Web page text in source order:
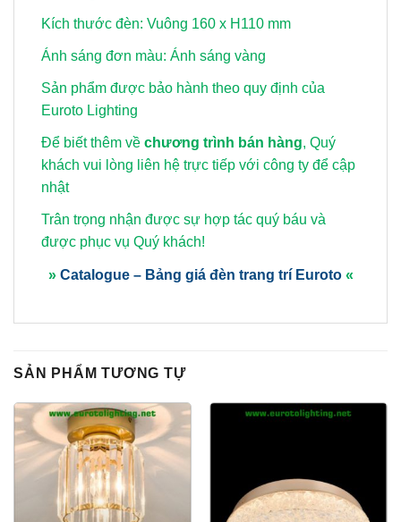
Kích thước đèn: Vuông 160 x H110 mm
Ánh sáng đơn màu: Ánh sáng vàng
Sản phẩm được bảo hành theo quy định của
Euroto Lighting
Để biết thêm về chương trình bán hàng, Quý
khách vui lòng liên hệ trực tiếp với công ty để cập
nhật
Trân trọng nhận được sự hợp tác quý báu và
được phục vụ Quý khách!
» Catalogue – Bảng giá đèn trang trí Euroto «
SẢN PHẨM TƯƠNG TỰ